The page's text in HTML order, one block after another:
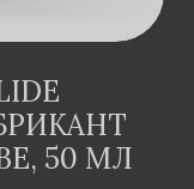
50 МЛ